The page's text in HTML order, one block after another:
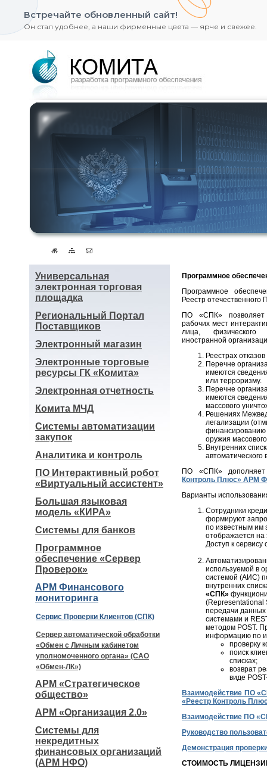
Встречайте обновленный сайт!
Он стал удобнее, а наши фирменные цвета — ярче и свежее.
Универсальная
электронная торговая
площадка
Региональный Портал
Поставщиков
Электронный магазин
Электронные торговые
ресурсы ГК «Комита»
Электронная отчетность
Комита МЧД
Системы автоматизации
закупок
Аналитика и контроль
ПО Интерактивный робот
«Виртуальный ассистент»
Большая языковая
модель «КИРА»
Системы для банков
Программное
обеспечение «Сервер
Проверок»
АРМ Финансового
мониторинга
Сервис Проверки Клиентов (СПК)
Сервер автоматической обработки
«Обмен с Личным кабинетом
уполномоченного органа» (САО
«Обмен-ЛК»)
АРМ «Стратегическое
общество»
АРМ «Организация 2.0»
Системы для
некредитных
финансовых организаций
(АРМ НФО)
Программное
Программное
Реестр
ПО «СПК» позволяет
рабочих мест
лица, физического
иностранной
Реестрах
Перечне
имеются
или терроризму.
Перечне
имеются
массового
Решениях
легализации
финансированию
оружия
Внутренних
автоматического
ПО «СПК»
Контроль Плюс» АРМ
Варианты
Сотрудники
формируют
по известным им
отображается на
Доступ к
используемой в
системой (АИС)
внутренних
«СПК»
(Representational
передачи
системами и
методом POST.
информацию по
проверку
поиск
списках;
возврат
виде
Взаимодействие ПО
«Реестр Контроль
Взаимодействие ПО
Руководство
Демонстрация
СТОИМОСТЬ